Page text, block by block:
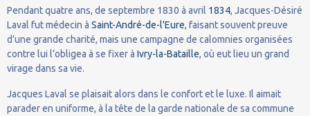
Pendant quatre ans, de septembre 1830 à avril 1834, Jacques-Désiré
Laval fut médecin à Saint-André-de-l'Eure, faisant souvent preuve
d’une grande charité, mais une campagne de calomnies organisées
contre lui l’obligea à se fixer à Ivry-la-Bataille, où eut lieu un grand
virage dans sa vie.
Jacques Laval se plaisait alors dans le confort et le luxe. Il aimait
parader en uniforme, à la tête de la garde nationale de sa commune